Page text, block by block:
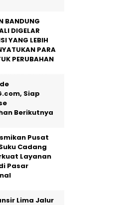
BANDUNG
DIGELAR
YANG LEBIH
PARA
PERUBAHAN
Siap
Berikutnya
Pusat
Cadang
Layanan
Pasar
Lima Jalur